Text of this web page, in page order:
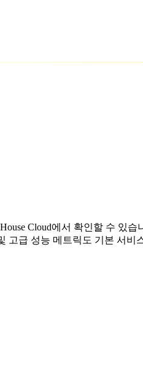
Cloud에서 확인할 수 있습
고급 성능 메트릭도 기본 서비